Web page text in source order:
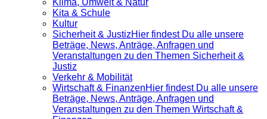
Klima, Umwelt & Natur
Kita & Schule
Kultur
Sicherheit & JustizHier findest Du alle unsere
Beträge, News, Anträge, Anfragen und
Veranstaltungen zu den Themen Sicherheit &
Justiz
Verkehr & Mobilität
Wirtschaft & FinanzenHier findest Du alle unsere
Beträge, News, Anträge, Anfragen und
Veranstaltungen zu den Themen Wirtschaft &